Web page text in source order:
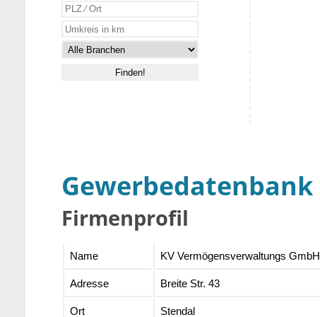
Gewerbedatenbank
Firmenprofil
Name KV Vermögensverwaltungs GmbH
Adresse Breite Str. 43
Ort Stendal